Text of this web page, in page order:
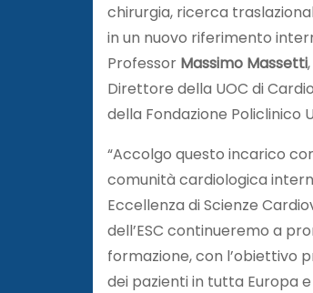
chirurgia, ricerca
in un nuovo riferimento
Professor Massimo Massetti
Direttore della UOC di
della Fondazione Policlinico
“Accolgo questo incarico
comunità cardiologica
Eccellenza di Scienze
dell’ESC continueremo a
formazione, con l’obiettivo
dei pazienti in tutta Europa